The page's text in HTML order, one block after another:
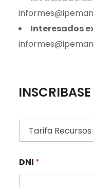
Interesados
E
E
I
R
DNI *